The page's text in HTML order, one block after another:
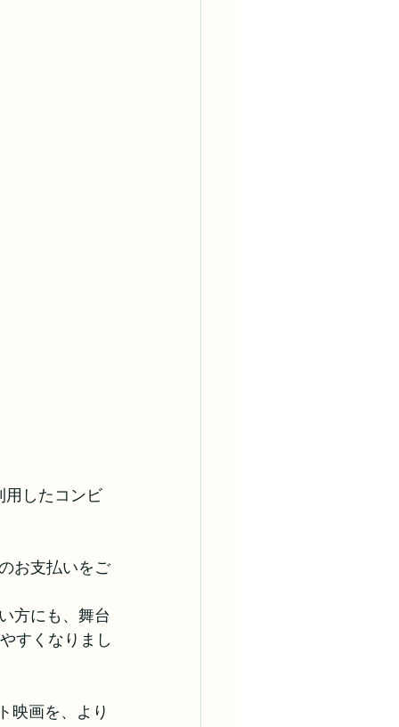
したコンビ
お支払いをご
方にも、舞台
すくなりまし
映画を、より